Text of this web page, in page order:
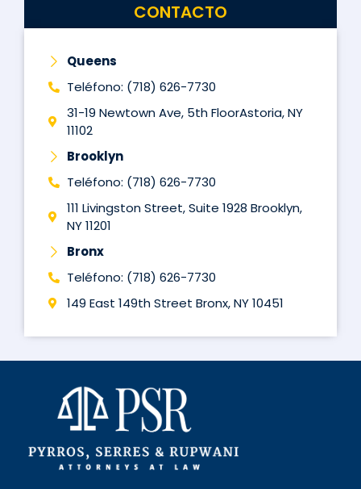
CONTACTO
Queens
Teléfono: (718) 626-7730
31-19 Newtown Ave, 5th FloorAstoria, NY
11102
Brooklyn
Teléfono: (718) 626-7730
111 Livingston Street, Suite 1928 Brooklyn,
NY 11201
Bronx
Teléfono: (718) 626-7730
149 East 149th Street Bronx, NY 10451